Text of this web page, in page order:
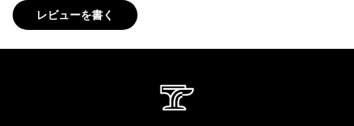
レビューを書く